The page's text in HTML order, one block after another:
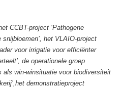
CCBT-project ‘Pathogene
het VLAIO-project
voor irrigatie voor efficiënter
de operationele groep
als win-winsituatie voor biodiversiteit
demonstratieproject